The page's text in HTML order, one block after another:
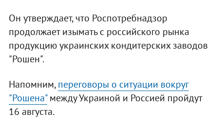
Он утверждает, что Роспотребнадзор
продолжает изымать с российского рынка
продукцию украинских кондитерских заводов
"Рошен".
Напомним,переговоры о ситуации вокруг
"Рошена"между Украиной и Россией пройдут
16 августа.